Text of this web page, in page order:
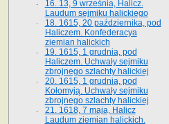
16. 13, 9 września, Halicz.
Laudum sejmiku halickiego
18. 1615, 20 października, pod
Haliczem. Konfederacya
ziemian halickich
19. 1615, 1 grudnia, pod
Haliczem. Uchwały sejmiku
zbrojnego szlachty halickiej
20. 1615, 1 grudnia, pod
Kołomyją. Uchwały sejmiku
zbrojnego szlachty halickiej
21. 1618, 7 maja, Halicz
Laudum ziemian halickich.